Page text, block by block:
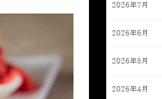
2026年7月
2026年6月
2026年5月
2026年4月